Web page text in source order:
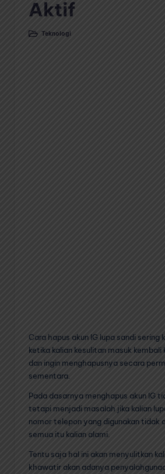
Aktif
PostedTeknologi
Cara hapus akun IG lupa sandi sering
ketika kalian kesulitan masuk kembali
dan ingin menghapusnya secara
sementara.
Pada dasarnya menghapus akun IG
tetapi menjadi masalah jika kalian
nomor telepon yang digunakan tidak
semua itu kalian alami.
Tentu saja hal ini akan menyulitkan
khawatir akan adanya